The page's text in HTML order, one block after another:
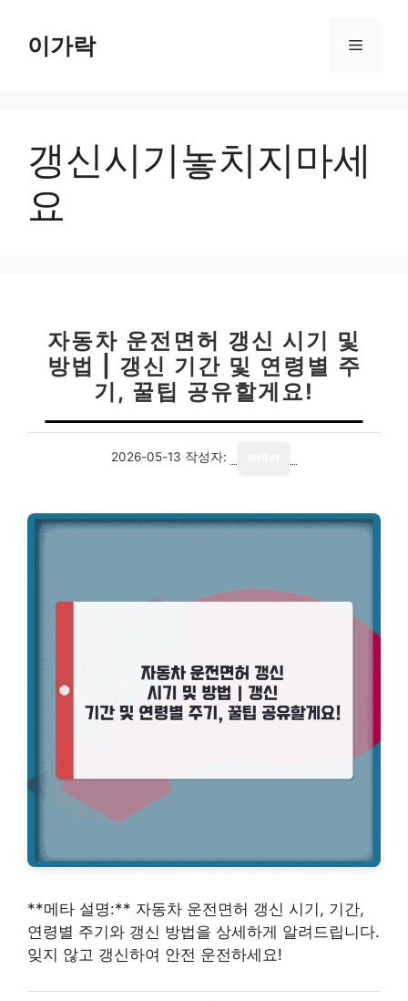
이가락 메
갱신시기놓치지마세
요
자동차 운전면허 갱신 시기 및
방법 | 갱신 기간 및 연령별 주
기, 꿀팁 공유할게요!
2026-05-13 작성자:
**메타 설명:** 자동차 운전면허 갱신 시기, 기간,
연령별 주기와 갱신 방법을 상세하게 알려드립니다.
잊지 않고 갱신하여 안전 운전하세요!